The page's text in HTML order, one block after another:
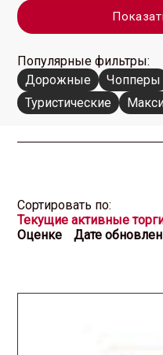
Популярные фильтры:
Дорожные
Чопперы
Туристические
Cортировать по:
Текущие активные
Оценке
Дате